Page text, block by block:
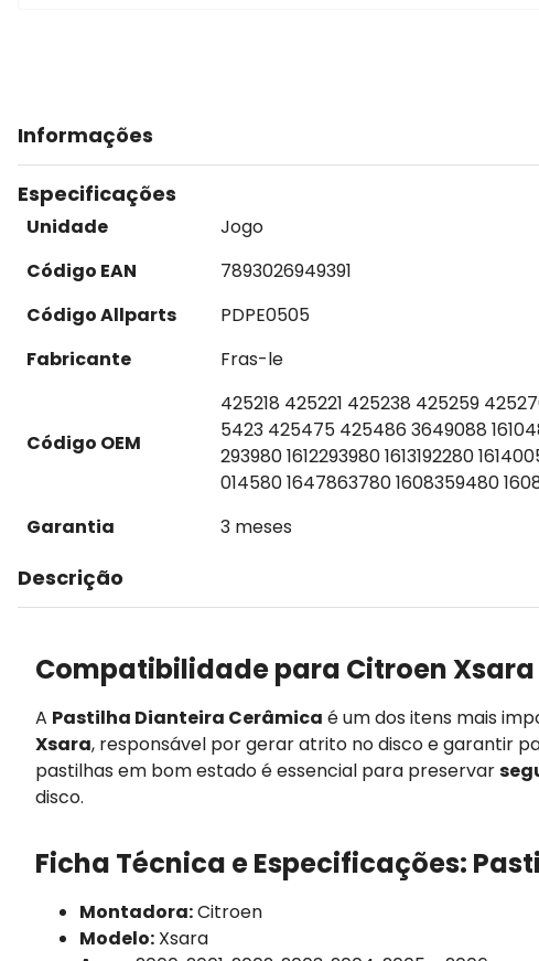
Informações
Especificações
Unidade
Jogo
Código EAN
7893026949391
Código Allparts
PDPE0505
Fabricante
Fras-le
Código OEM
425218 425221 425238 425259
5423 425475 425486 3649088
293980 1612293980 1613192280
014580 1647863780 1608359480
Garantia
3 meses
Descrição
Compatibilidade para Citroen
A Pastilha Dianteira Cerâmica é um dos itens mais
Xsara, responsável por gerar atrito no disco e garantir
pastilhas em bom estado é essencial para preservar
disco.
Ficha Técnica e Especificações:
Montadora:Citroen
Modelo: Xsara